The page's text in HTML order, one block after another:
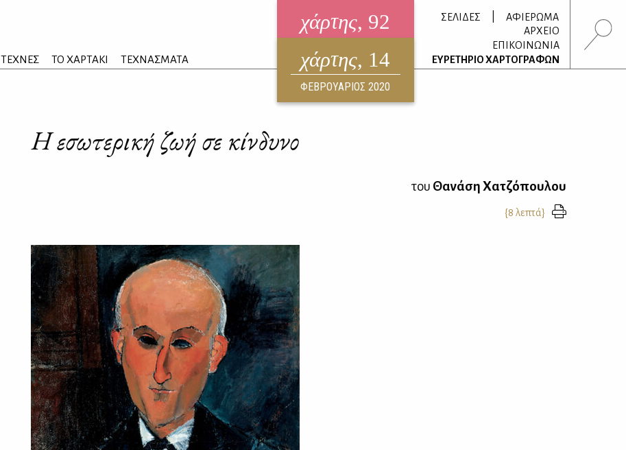
ΤΕΧΝΕΣ ΤΟ ΧΑΡΤΑΚΙ ΤΕΧΝΑΣΜΑΤΑ
χάρτης, 92
ηλεκτρονικό περιοδικό
ΑΥΓΟΥΣΤΟΣ 2026
χάρτης, 14
ΦΕΒΡΟΥΑΡΙΟΣ 2020
ΣΕΛΙΔΕΣ
ΑΦΙΕΡΩΜΑ
ΑΡΧΕΙΟ
ΕΠΙΚΟΙΝΩΝΙΑ
ΕΥΡΕΤΗΡΙΟ ΧΑΡΤΟΓΡΑΦΩΝ
Η εσωτερική ζωή σε κίνδυνο
του Θανάση Χατζόπουλου
{8 λεπτά}